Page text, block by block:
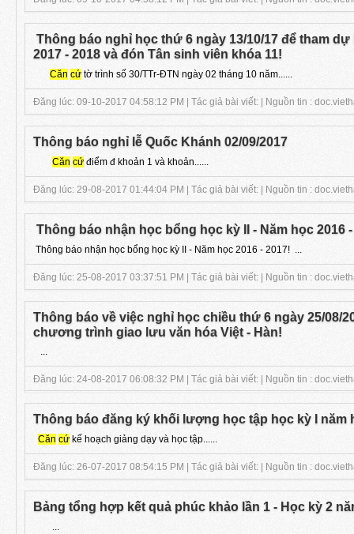
Thông báo nghỉ học thứ 6 ngày 13/10/17 để tham
2017 - 2018 và đón Tân sinh viên khóa 11!
Căn cứ tờ trình số 30/TTr-ĐTN ngày 02 tháng 10 năm......
Đăng lúc: 09-10-2017 04:58:12 PM | Tác giả bài viết: | Nguồn tin :
Thông báo nghỉ lễ Quốc Khánh 02/09/2017
Căn cứ điểm đ khoản 1 và khoản......
Đăng lúc: 29-08-2017 01:44:04 PM | Tác giả bài viết: | Nguồn tin :
Thông báo nhận học bổng học kỳ II - Năm học 2016
Thông báo nhận học bổng học kỳ II - Năm học 2016 - 2017! ...
Đăng lúc: 25-08-2017 03:37:51 PM | Tác giả bài viết: | Nguồn tin :
Thông báo về việc nghỉ học chiều thứ 6 ngày 25/08/
chương trình giao lưu văn hóa Việt - Hàn!
...
Đăng lúc: 24-08-2017 06:08:32 PM | Tác giả bài viết: | Nguồn tin :
Thông báo đăng ký khối lượng học tập học kỳ I năm
Căn cứ kế hoạch giảng dạy và học tập......
Đăng lúc: 26-07-2017 08:54:15 PM | Tác giả bài viết: | Nguồn tin :
Bảng tổng hợp kết quả phúc khảo lần 1 - Học kỳ 2
...